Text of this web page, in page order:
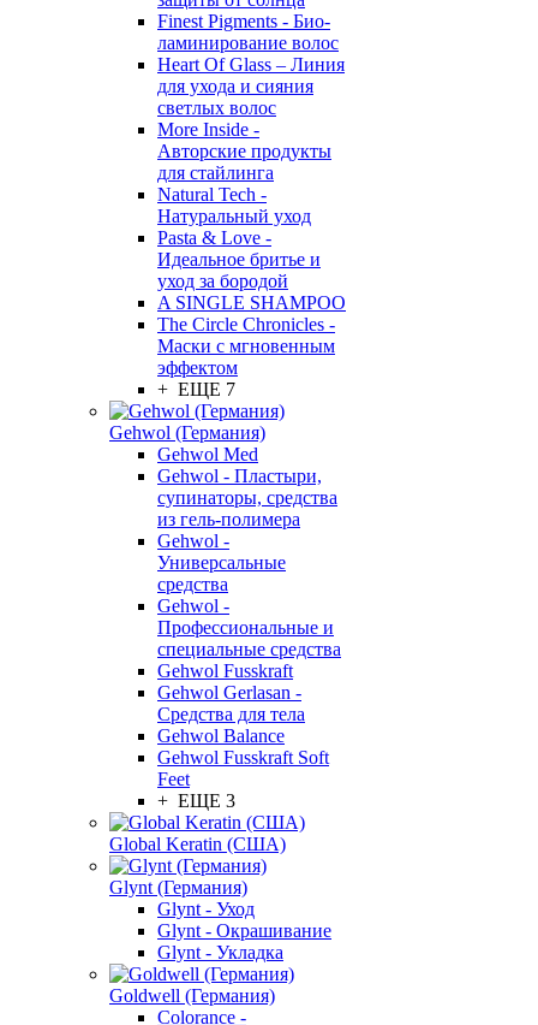
Finest Pigments - Био-
ламинирование волос
Heart Of Glass – Линия
для ухода и сияния
светлых волос
More Inside -
Авторские продукты
для стайлинга
Natural Tech -
Натуральный уход
Pasta & Love -
Идеальное бритье и
уход за бородой
A SINGLE SHAMPOO
The Circle Chronicles -
Маски с мгновенным
эффектом
+ ЕЩЕ 7
Gehwol (Германия)
Gehwol Med
Gehwol - Пластыри,
супинаторы, средства
из гель-полимера
Gehwol -
Универсальные
средства
Gehwol -
Профессиональные и
специальные средства
Gehwol Fusskraft
Gehwol Gerlasan -
Средства для тела
Gehwol Balance
Gehwol Fusskraft Soft
Feet
+ ЕЩЕ 3
Global Keratin (США)
Glynt (Германия)
Glynt - Уход
Glynt - Окрашивание
Glynt - Укладка
Goldwell (Германия)
Colorance -